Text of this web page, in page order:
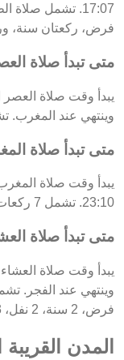
فرض، ركعتان سنة،
متى تبدأ صلاة
وينتهي عند المغرب. تشمل هذه
متى تبدأ صلاة
23:10. تشمل 7 ركعات: 3 فرض، 2 سنة و2 نفل.
متى تبدأ صلاة
فرض، 2 سنة، 2 نفل، 3 وتر و2 نفل.
المدن